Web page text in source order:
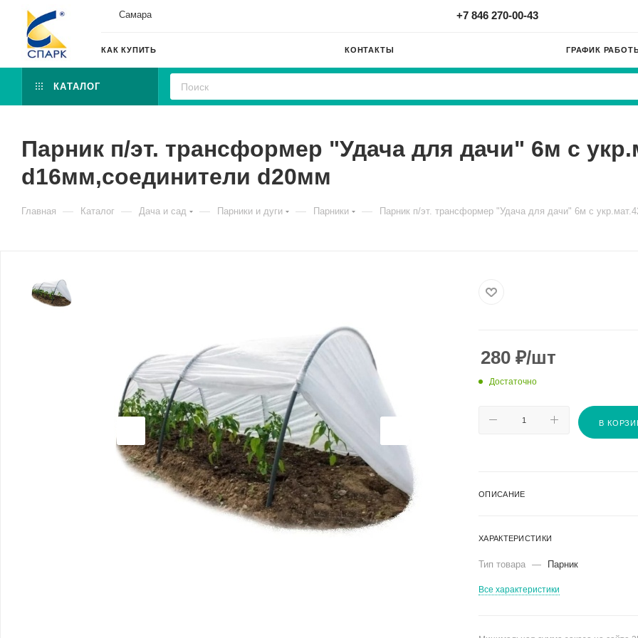
Самара +7 846 270-00-43
КАК КУПИТЬ КОНТАКТЫ ГРАФИК
КАТАЛОГ
Парник п/эт. трансформер "Удача для дачи" 6м с
d16мм,соединители d20мм
Главная — Каталог — Дача и сад — Парники и дуги — Парники — Парник п/эт. трансформер "Удача для дачи" 6м с
280 ₽/шт
Достаточно
В
ОПИСАНИЕ
ХАРАКТЕРИСТИКИ
Тип товара — Парник
Все характеристики